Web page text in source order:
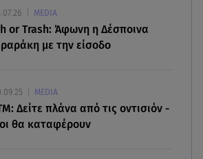
προσγειώθηκε στο
χαλί»
αύριο Αττική και 15 ακόμα
MEDIA
or Trash: Άφωνη η Δέσποινα
με την είσοδο
MEDIA
Δείτε πλάνα από τις οντισιόν -
θα καταφέρουν